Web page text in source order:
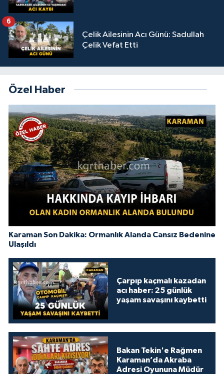
Çelik Ailesinin Acı Günü: Sadullah
Çelik Vefat Etti
6
Özel Haber
Karaman Son Dakika: Ormanlık Alanda Cansız Bedenine
Ulaşıldı
Çarpıp kaçmalı kazadan
acı haber: 25 günlük
yaşam savaşını kaybetti
Bakan Tekin'e Rağmen
Karaman’da Akraba
Adresi Oyununa Müdür